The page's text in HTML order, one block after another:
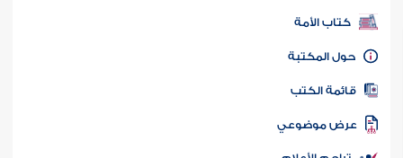
كتب PDF
كتاب الأمة
المكتبة
الكتب